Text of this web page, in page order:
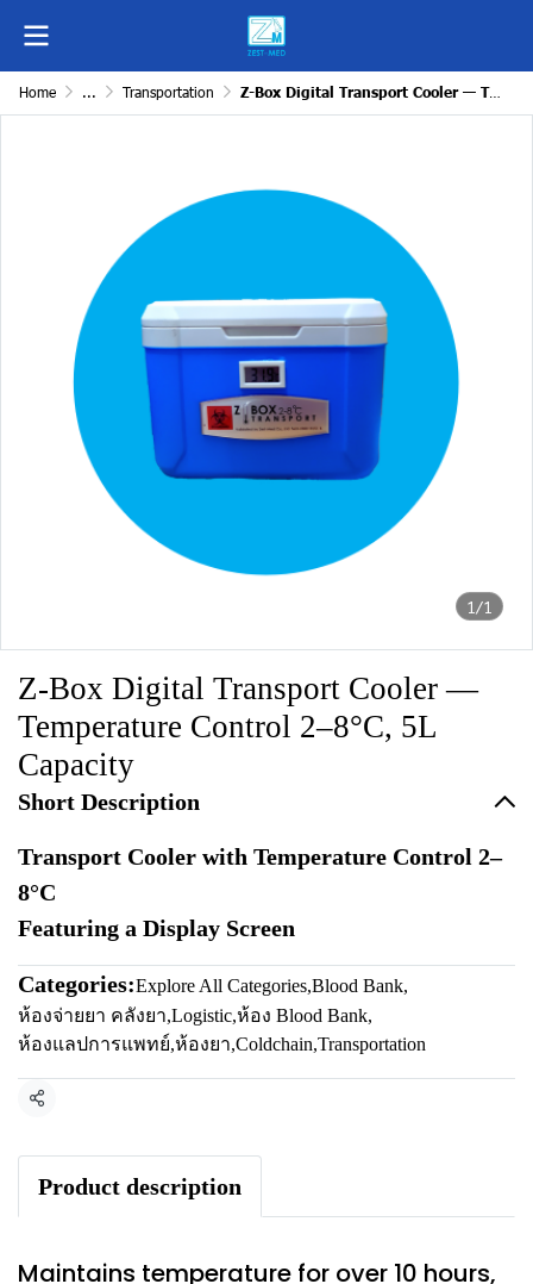
Home ... Transportation Z-Box Digital Transport Cooler — Temperature Control 2–8°C, 5L Capacity
1/1
Z-Box Digital Transport Cooler —
Temperature Control 2–8°C, 5L
Capacity
Short Description
Transport Cooler with Temperature Control 2–
8°C
Featuring a Display Screen
Categories:Explore All Categories,Blood Bank,
ห้องจ่ายยา คลังยา,Logistic,ห้อง Blood Bank,
ห้องแลปการแพทย์,ห้องยา,Coldchain,Transportation
Share
Product description
Maintains temperature for over 10 hours,